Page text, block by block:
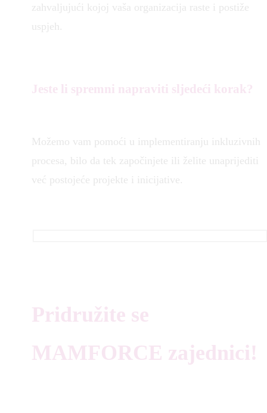
zahvaljujući kojoj vaša organizacija raste i postiže
uspjeh.
Jeste li spremni napraviti sljedeći korak?
Možemo vam pomoći u implementiranju inkluzivnih
procesa, bilo da tek započinjete ili želite unaprijediti
već postojeće projekte i inicijative.
Pridružite se
MAMFORCE zajednici!